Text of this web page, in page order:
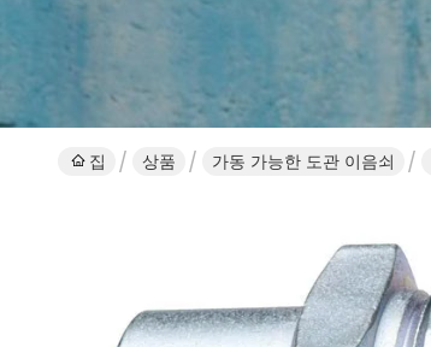
집 상품 가동 가능한 도관 이음쇠